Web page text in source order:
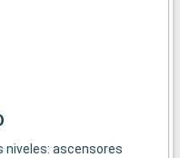
niveles: ascensores